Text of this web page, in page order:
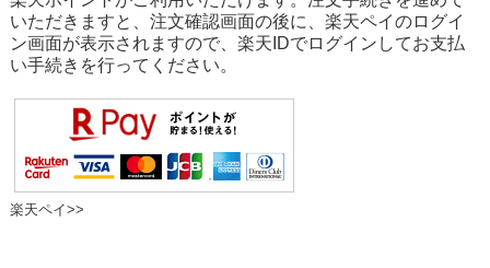
いただきますと、注文確認画面の後に、楽天ペイのログイ
ン画面が表示されますので、楽天IDでログインしてお支払
い手続きを行ってください。
楽天ペイ>>